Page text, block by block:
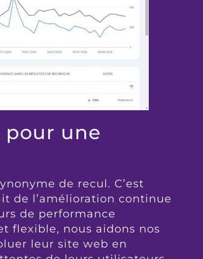
pour une
de recul. C’est
de l’amélioration continue
de performance
flexible, nous aidons nos
leur site web en